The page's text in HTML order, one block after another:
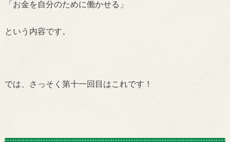
「お金を自分のために働かせる」
という内容です。
では、さっそく第十一回目はこれです！